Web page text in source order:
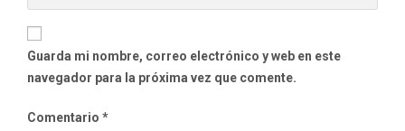
Guarda mi nombre, correo electrónico y web en este
navegador para la próxima vez que comente.
Comentario *